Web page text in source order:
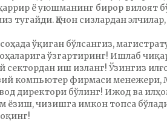
ё уюшманинг бирор вилоят
тугайди. Қачон сизлардан
ўқиган бўлсангиз,
ўзгартиринг! Ишлаб
сектордан иш изланг! Ўзингиз
компьютер фирмаси менежери,
директори бўлинг! Ижод ва
ёзиш, чизишга имкон топса